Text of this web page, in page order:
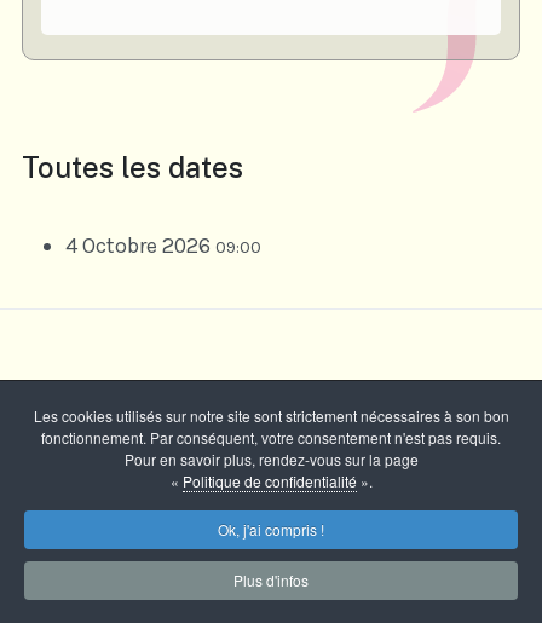
Toutes les dates
4 Octobre 2026 09:00
Copyright © 2026 Comité des Fêtes - Marcilly sur Tille -
Tous droits réservés
Les cookies utilisés sur notre site sont strictement nécessaires à son bon
fonctionnement. Par conséquent, votre consentement n'est pas requis.
Pour en savoir plus, rendez-vous sur la page
« Politique de confidentialité ».
Ok, j'ai compris !
Plus d'infos